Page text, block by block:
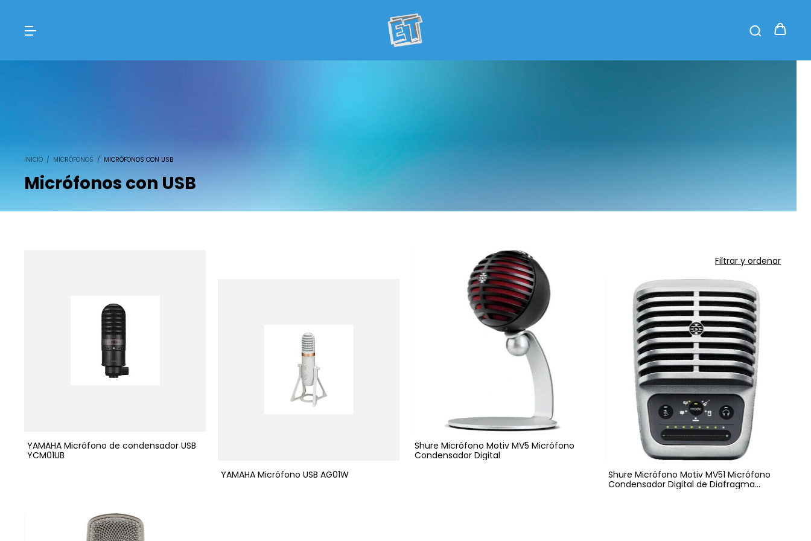
INICIO / MICRÓFONOS / MICRÓFONOS CON USB
Micrófonos con USB
Filtrar y ordenar
YAMAHA Micrófono de condensador USB
YCM01UB
YAMAHA Micrófono USB AG01W
Shure Micrófono Motiv MV5 Micrófono
Condensador Digital
Shure Micrófono Motiv MV51 Micrófono
Condensador Digital de Diafragma